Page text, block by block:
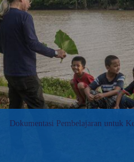
of
Balinese
Residents
Dokumentasi Pembelajaran untuk